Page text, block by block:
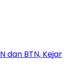
dan BTN, Kejar